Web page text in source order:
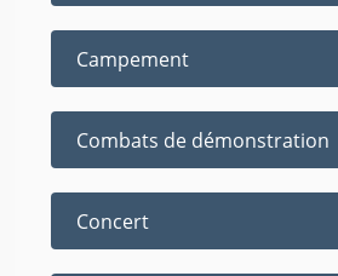
Campement
Combats de démonstration
Concert